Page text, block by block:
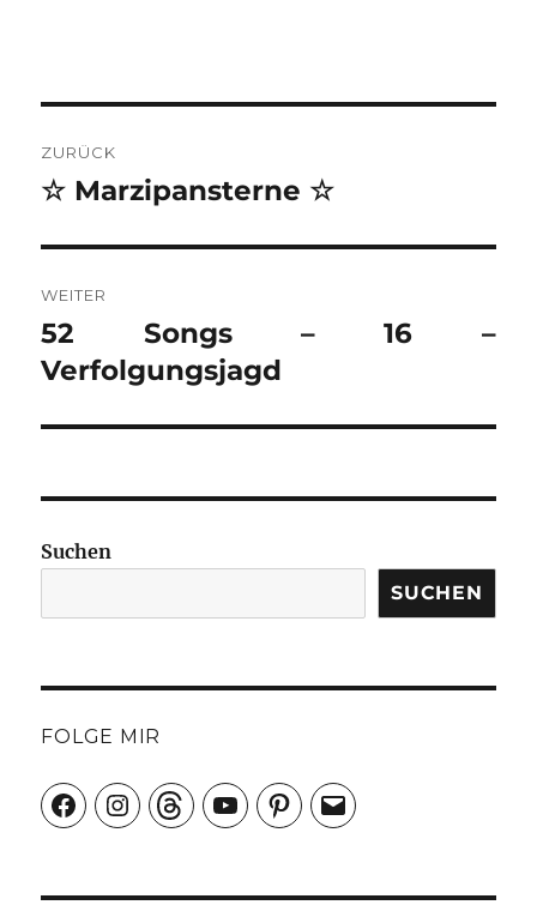
ZURÜCK
Vorheriger
☆ Marzipansterne ☆
WEITER
Nächster
Beitrag:
52 Songs – 16 –
Verfolgungsjagd
Suchen
SUCHEN
FOLGE MIR
FacebookInstagramThreadsYouTubePinterest
E-
Mail